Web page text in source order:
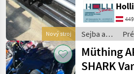
Nový stroj
Sejba a
starostlivosť
o plodinu
/ Müthing
Müthing
SHARK